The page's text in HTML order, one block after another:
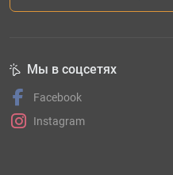
Мы в соцсетях
Facebook
Instagram